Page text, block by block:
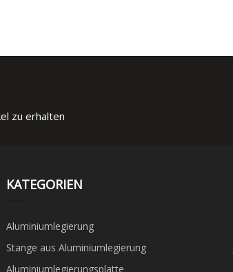
zu erhalten
KATEGORIEN
Aluminiumlegierung
Stange aus Aluminiumlegierung
Aluminiumlegierungsplatte